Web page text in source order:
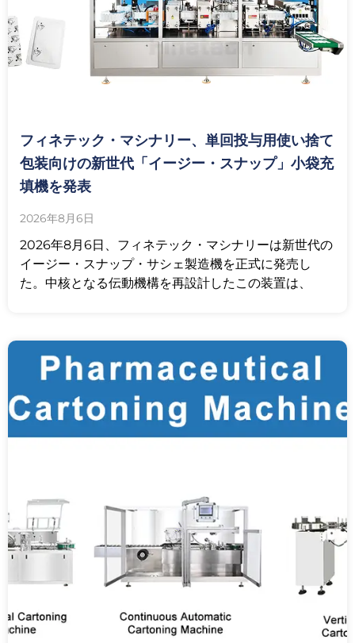
フィネテック・マシナリー、単回投与用使い捨て
包装向けの新世代「イージー・スナップ」小袋充
填機を発表
2026年8月6日
2026年8月6日、フィネテック・マシナリーは新世代の
イージー・スナップ・サシェ製造機を正式に発売し
た。中核となる伝動機構を再設計したこの装置は、